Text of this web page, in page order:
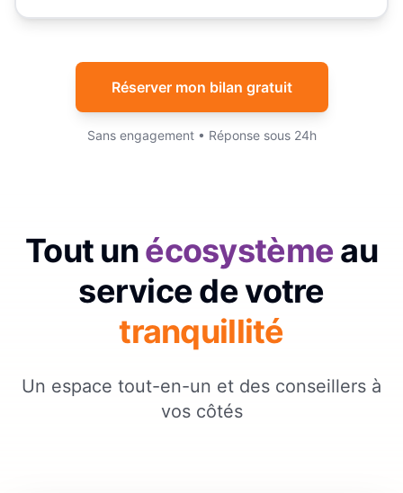
Réserver mon bilan gratuit
Sans engagement • Réponse sous 24h
Tout unécosystèmeau
service de votre
tranquillité
Un espace tout-en-un et des conseillers à
vos côtés